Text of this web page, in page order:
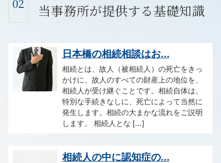
当事務所が提供する基礎知識
日本橋の相続相談はお...
相続とは、故人（被相続人）の死亡をきっ
かけに、故人のすべての財産上の地位を、
相続人が受け継ぐことです。相続自体は、
特別な手続きなしに、死亡によって当然に
発生します。相続の大まかな流れをご説明
します。 相続人とな […]
相続人の中に認知症の...